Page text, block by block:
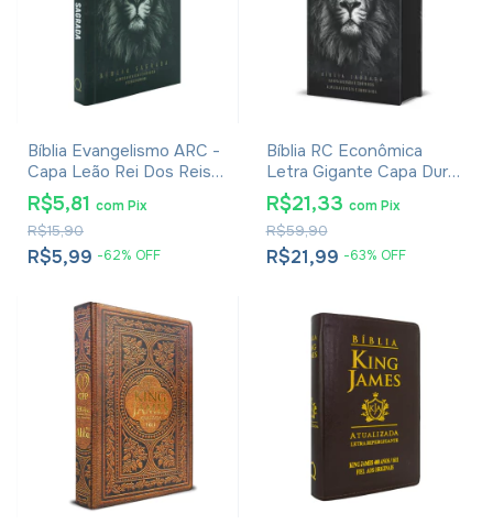
Bíblia Evangelismo ARC -
Capa Leão Rei Dos Reis -
Edição De Bolso
R$5,99 -62% OFF
R$15,90
R$5,81 comPix
Bíblia RC Econômica
Letra Gigante Capa Dura
Com Harpa E Corinhos
Leão Rei dos Reis
R$21,99 -63% OFF
R$59,90
R$21,33 com Pix